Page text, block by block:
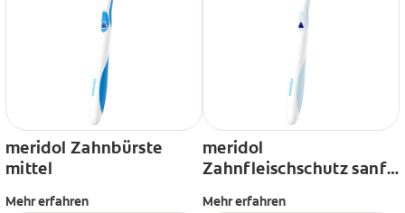
meridol Zahnbürste
mittel
Mehr erfahren
meridol
Zahnfleischschutz sanft
Mehr erfahren